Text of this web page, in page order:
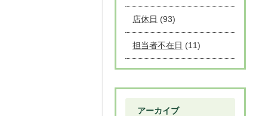
店休日 (93)
担当者不在日 (11)
アーカイブ